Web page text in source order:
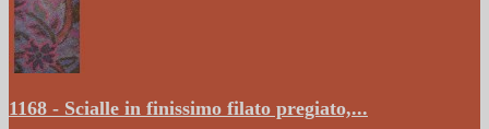
1168 - Scialle in finissimo filato pregiato,...